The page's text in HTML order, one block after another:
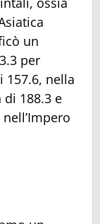
un
per
157.6, nella
di 188.3 e